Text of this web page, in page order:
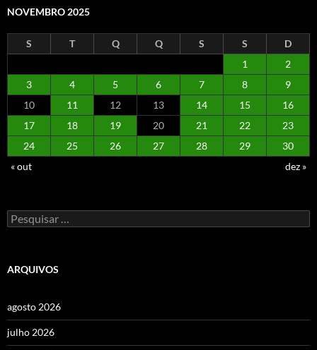
NOVEMBRO 2025
S T Q Q S S
D
1
2
3
4 5 6 7 8
9
10
11 12 13 14 15
16
17
18 19 20 21 22
23
24
25 26 27 28 29
30
« out
dez »
Pesquisar
por:
ARQUIVOS
agosto 2026
julho 2026